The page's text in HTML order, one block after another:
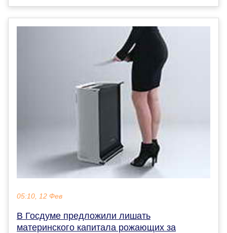
05:10, 12 Фев
В Госдуме предложили лишать
материнского капитала рожающих за